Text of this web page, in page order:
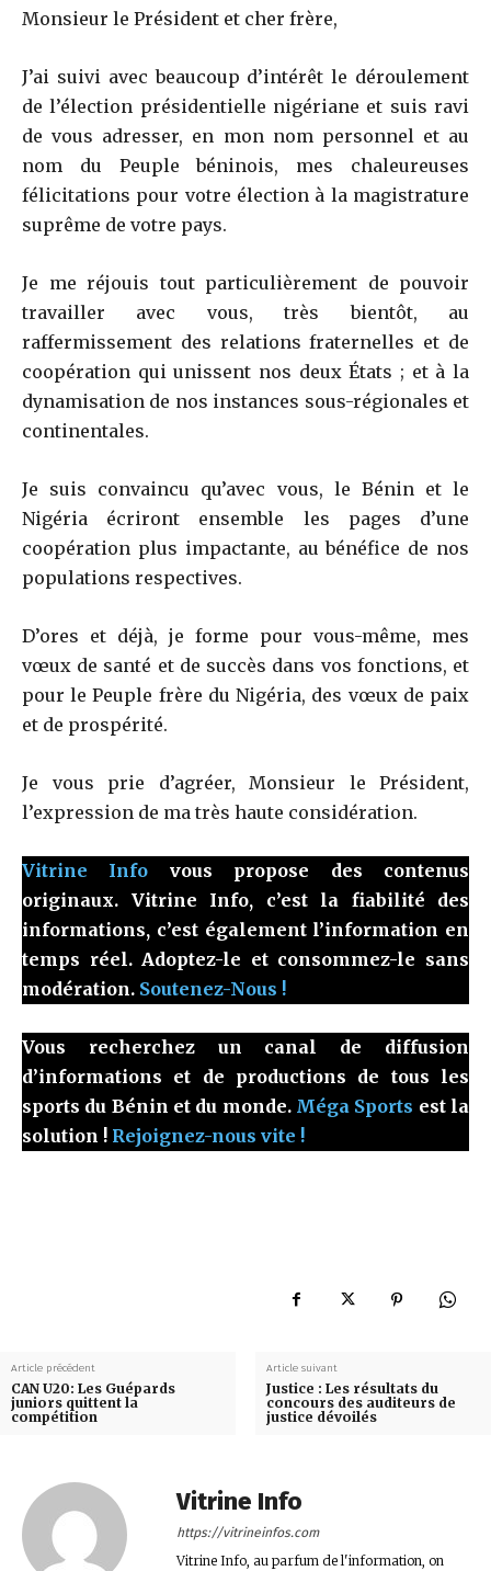
Monsieur le Président et cher frère,
J’ai suivi avec beaucoup d’intérêt le déroulement
de l’élection présidentielle nigériane et suis ravi
de vous adresser, en mon nom personnel et au
nom du Peuple béninois, mes chaleureuses
félicitations pour votre élection à la magistrature
suprême de votre pays.
Je me réjouis tout particulièrement de pouvoir
travailler avec vous, très bientôt, au
raffermissement des relations fraternelles et de
coopération qui unissent nos deux États ; et à la
dynamisation de nos instances sous-régionales et
continentales.
Je suis convaincu qu’avec vous, le Bénin et le
Nigéria écriront ensemble les pages d’une
coopération plus impactante, au bénéfice de nos
populations respectives.
D’ores et déjà, je forme pour vous-même, mes
vœux de santé et de succès dans vos fonctions, et
pour le Peuple frère du Nigéria, des vœux de paix
et de prospérité.
Je vous prie d’agréer, Monsieur le Président,
l’expression de ma très haute considération.
Vitrine Info vous propose des contenus
originaux. Vitrine Info, c’est la fiabilité des
informations, c’est également l’information en
temps réel. Adoptez-le et consommez-le sans
modération. Soutenez-Nous !
Vous recherchez un canal de diffusion
d’informations et de productions de tous les
sports du Bénin et du monde. Méga Sports est la
solution ! Rejoignez-nous vite !
Article précédent
CAN U20: Les Guépards
juniors quittent la
compétition
Article suivant
Justice : Les résultats du
concours des auditeurs de
justice dévoilés
Vitrine Info
https://vitrineinfos.com
Vitrine Info, au parfum de l'information, on